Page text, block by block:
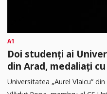
A1
Doi studenți ai
din Arad, medaliați
Universitatea „Aurel Vlaicu”